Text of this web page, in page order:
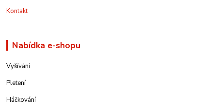
Kontakt
Nabídka e-shopu
Vyšívání
Pletení
Háčkování